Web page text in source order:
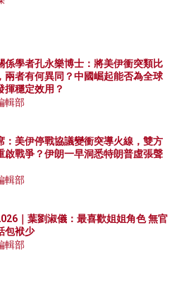
係學者孔永樂博士：將美伊衝突類比
兩者有何異同？中國崛起能否為全球
揮穩定效用？
輯部
：美伊停戰協議變衝突導火線，雙方
啟戰爭？伊朗一早洞悉特朗普虛張聲
輯部
｜葉劉淑儀：最喜歡姐姐角色 無官
包袱少
輯部